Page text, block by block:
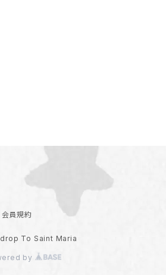
会員規約
To Saint Maria
by